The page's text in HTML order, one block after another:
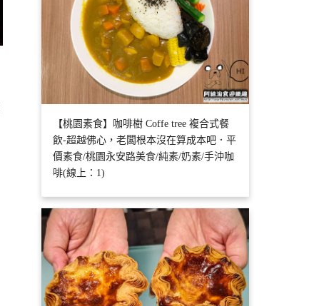
【桃園素食】咖啡樹 Coffe tree 複合式餐
飲‬-超越佛心，老闆根本沒在算成本吧．平
價素食/桃園永安路美食/純素/奶素/手沖咖
啡(線上：1)